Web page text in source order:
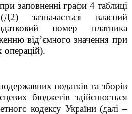
заповненні графи 4 таблиці
зазначається власний
номер платника
від’ємного значення при
операцій).
податків та зборів
бюджетів здійснюється
кодексу України (далі –